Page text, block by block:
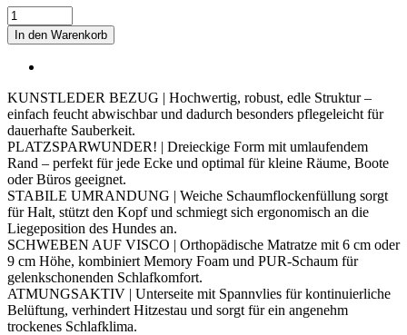
TRIVIA
EASY
CLEAN
Orthopädisches
Menge
In den Warenkorb
KUNSTLEDER BEZUG | Hochwertig, robust, edle Struktur –
einfach feucht abwischbar und dadurch besonders pflegeleicht für
dauerhafte Sauberkeit.
PLATZSPARWUNDER! | Dreieckige Form mit umlaufendem
Rand – perfekt für jede Ecke und optimal für kleine Räume, Boote
oder Büros geeignet.
STABILE UMRANDUNG | Weiche Schaumflockenfüllung sorgt
für Halt, stützt den Kopf und schmiegt sich ergonomisch an die
Liegeposition des Hundes an.
SCHWEBEN AUF VISCO | Orthopädische Matratze mit 6 cm oder
9 cm Höhe, kombiniert Memory Foam und PUR-Schaum für
gelenkschonenden Schlafkomfort.
ATMUNGSAKTIV | Unterseite mit Spannvlies für kontinuierliche
Belüftung, verhindert Hitzestau und sorgt für ein angenehm
trockenes Schlafklima.